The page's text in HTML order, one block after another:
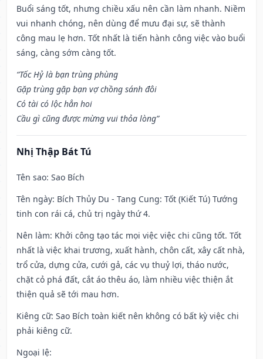
Buổi sáng tốt, nhưng chiều xấu nên cần làm nhanh. Niềm
vui nhanh chóng, nên dùng để mưu đại sự, sẽ thành
công mau lẹ hơn. Tốt nhất là tiến hành công việc vào buổi
sáng, càng sớm càng tốt.
“Tốc Hỷ là bạn trùng phùng
Gặp trùng gặp bạn vợ chồng sánh đôi
Có tài có lộc hẳn hoi
Cầu gì cũng được mừng vui thỏa lòng”
Nhị Thập Bát Tú
Tên sao: Sao Bích
Tên ngày: Bích Thủy Du - Tang Cung: Tốt (Kiết Tú) Tướng
tinh con rái cá, chủ trị ngày thứ 4.
Nên làm: Khởi công tạo tác mọi việc việc chi cũng tốt. Tốt
nhất là việc khai trương, xuất hành, chôn cất, xây cất nhà,
trổ cửa, dựng cửa, cưới gả, các vụ thuỷ lợi, tháo nước,
chặt cỏ phá đất, cắt áo thêu áo, làm nhiều việc thiện ắt
thiện quả sẽ tới mau hơn.
Kiêng cữ: Sao Bích toàn kiết nên không có bất kỳ việc chi
phải kiêng cữ.
Ngoại lệ: